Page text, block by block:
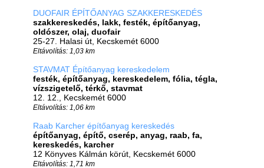
DUOFAIR ÉPÍTŐANYAG SZAKKERESKEDÉS
szakkereskedés, lakk, festék, építőanyag,
oldószer, olaj, duofair
25-27. Halasi út, Kecskemét 6000
Eltávolítás: 1,03 km
STAVMAT Építőanyag kereskedelem
festék, építőanyag, kereskedelem, fólia, tégla,
vízszigetelő, térkő, stavmat
12. 12., Kecskemét 6000
Eltávolítás: 1,06 km
Raab Karcher építőanyag kereskedés
építőanyag, építő, cserép, anyag, raab, fa,
kereskedés, karcher
12 Könyves Kálmán körút, Kecskemét 6000
Eltávolítás: 1,71 km